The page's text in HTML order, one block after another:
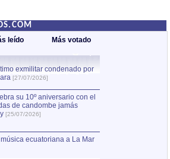
leído Más votado
exmilitar condenado por
[27/07/2026]
su 10º aniversario con el
de candombe jamás
[25/07/2026]
ecuatoriana a La Mar